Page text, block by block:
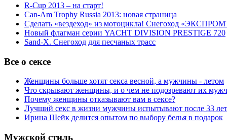
R-Cup 2013 – на старт!
Can-Am Trophy Russia 2013: новая страница
Сделать «вездеход» из мотоцикла! Снегоход
Новый флагман серии YACHT DIVISION PRESTIGE 720
Sand-X. Снегоход для песчаных трасс
Все о сексе
Женщины больше хотят секса весной, а мужчины - летом
Что скрывают женщины, и о чем не подозревают их
Почему женщины отказывают вам в сексе?
Лучший секс в жизни мужчины испытывают после 33 лет
Ирина Шейк делится опытом по выбору белья в подарок
Мужской стиль